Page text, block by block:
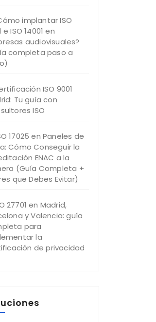
implantar ISO
e ISO 14001 en
audiovisuales?
completa paso a
ISO 9001
Tu guía con
ISO
17025 en Paneles de
Cómo Conseguir la
ENAC a la
(Guía Completa +
que Debes Evitar)
27701 en Madrid,
y Valencia: guía
para
la
de privacidad